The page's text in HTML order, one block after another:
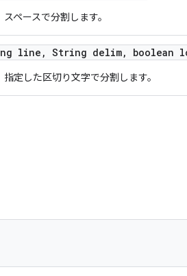
ペースで分割します。
line , String delim, boolean
定した区切り文字で分割します。